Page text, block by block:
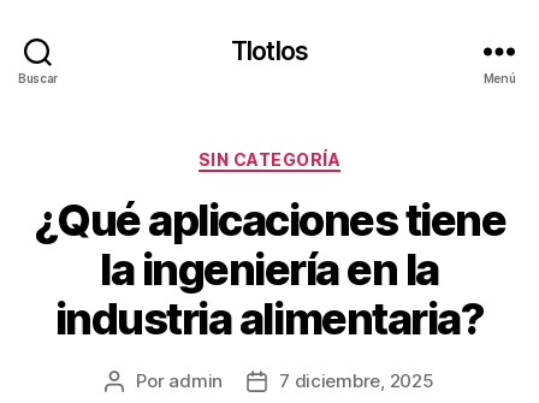
Buscar
Tlotlos
Menú
Categorías
SIN CATEGORÍA
¿Qué aplicaciones tiene
la ingeniería en la
industria alimentaria?
Autor
Por admin
Fecha7 diciembre, 2025